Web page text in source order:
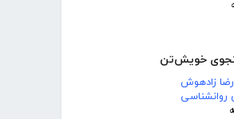
خویش‌تن
زادهوش
روانشناسی